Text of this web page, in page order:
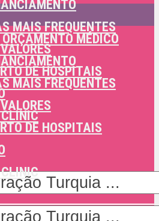
MAIS FREQUENTES
DE HOSPITAIS
MÉDICO
MAIS FREQUENTES
DE HOSPITAIS